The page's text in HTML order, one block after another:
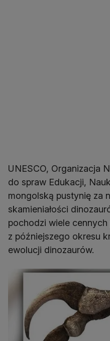
UNESCO, Organizacja
do spraw Edukacji,
mongolską pustynię za
skamieniałości
pochodzi wiele
z późniejszego okresu
ewolucji dinozaurów.